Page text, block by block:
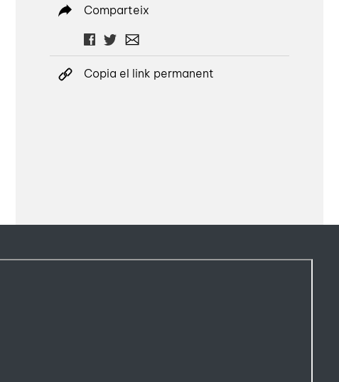
Comparteix
Copia el link permanent